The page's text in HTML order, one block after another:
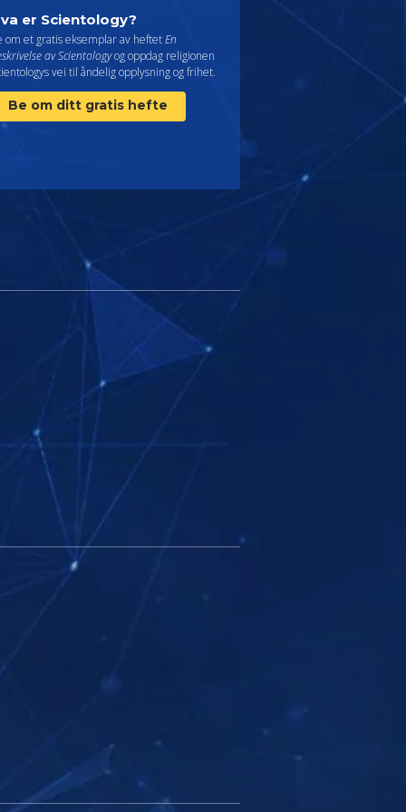
er Scientology?
om et gratis eksemplar av heftetEn
av Scientologyog oppdag religionen
vei til åndelig opplysning og frihet.
Be om ditt gratis hefte